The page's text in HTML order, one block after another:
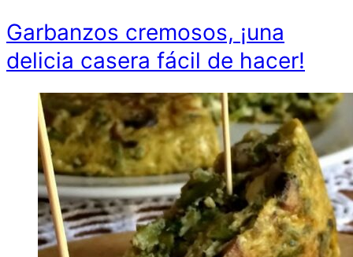
Garbanzos cremosos, ¡una
delicia casera fácil de hacer!